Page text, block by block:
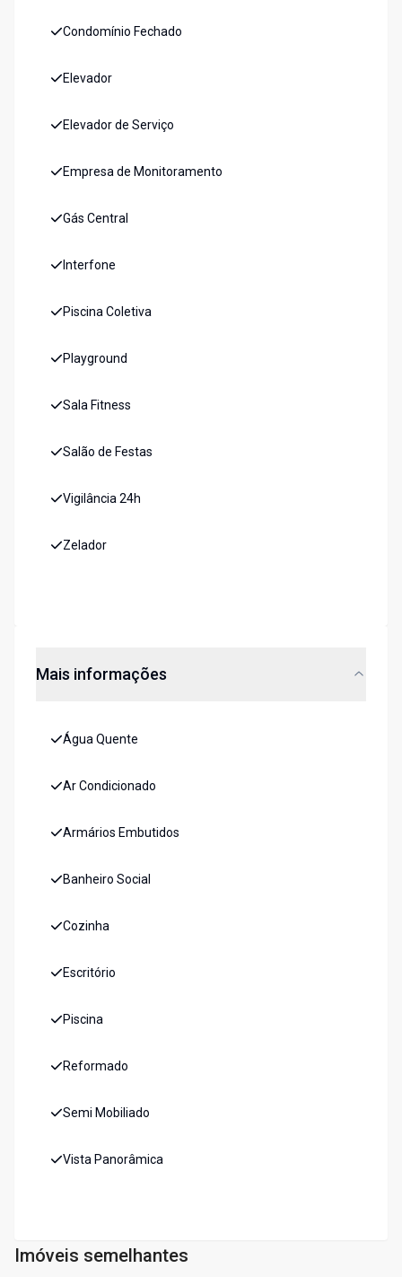
Condomínio Fechado
Elevador
Elevador de Serviço
Empresa de Monitoramento
Gás Central
Interfone
Piscina Coletiva
Playground
Sala Fitness
Salão de Festas
Vigilância 24h
Zelador
Mais informações
Água Quente
Ar Condicionado
Armários Embutidos
Banheiro Social
Cozinha
Escritório
Piscina
Reformado
Semi Mobiliado
Vista Panorâmica
Imóveis semelhantes